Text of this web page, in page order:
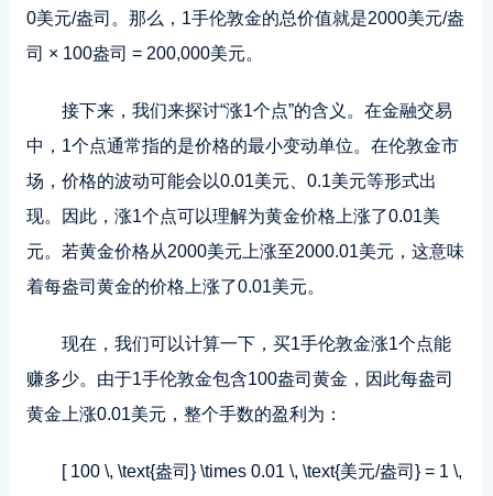
0美元/盎司。那么，1手伦敦金的总价值就是2000美元/盎
司 × 100盎司 = 200,000美元。
接下来，我们来探讨“涨1个点”的含义。在金融交易
中，1个点通常指的是价格的最小变动单位。在伦敦金市
场，价格的波动可能会以0.01美元、0.1美元等形式出
现。因此，涨1个点可以理解为黄金价格上涨了0.01美
元。若黄金价格从2000美元上涨至2000.01美元，这意味
着每盎司黄金的价格上涨了0.01美元。
现在，我们可以计算一下，买1手伦敦金涨1个点能
赚多少。由于1手伦敦金包含100盎司黄金，因此每盎司
黄金上涨0.01美元，整个手数的盈利为：
[ 100 \, \text{盎司} \times 0.01 \, \text{美元/盎司} = 1 \,